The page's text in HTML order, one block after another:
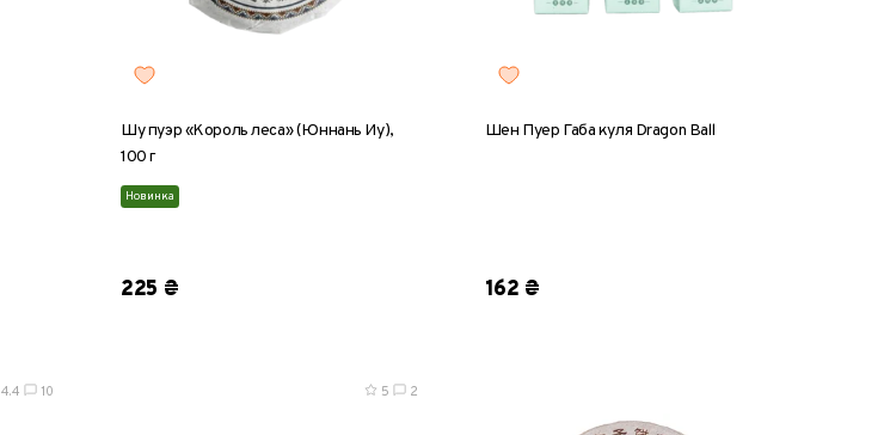
Шу пуэр «Король леса» (Юннань Иу),
100 г
Новинка
225 ₴
Шен Пуер Габа куля Dragon Ball
162 ₴
4.4 10 5 2